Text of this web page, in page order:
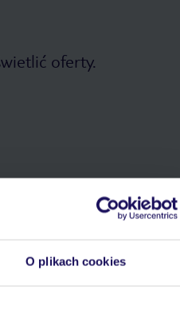
O plikach cookies
oferty.